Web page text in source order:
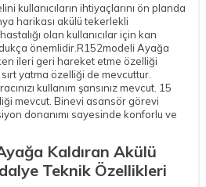
kullanıcıların ihtiyaçlarını ön planda
harikası akülü tekerlekli
olan kullanıcılar için kan
önemlidir.R152modeli Ayağa
ileri geri hareket etme özelliği
yatma özelliği de mevcuttur.
kullanım şansınız mevcut. 15
mevcut. Binevi asansör görevi
donanımı sayesinde konforlu ve
Kaldıran Akülü
Teknik Özellikleri